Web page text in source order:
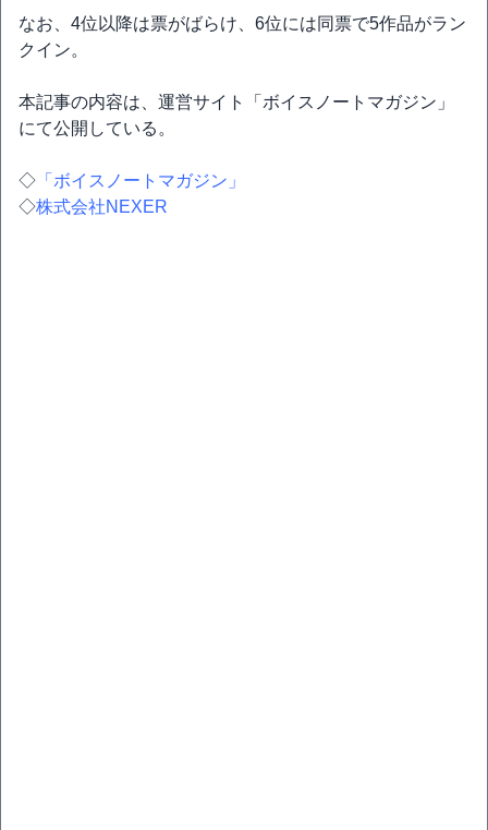
なお、4位以降は票がばらけ、6位には同票で5作品がラン
クイン。
本記事の内容は、運営サイト「ボイスノートマガジン」
にて公開している。
◇ 「ボイスノートマガジン」
◇株式会社NEXER